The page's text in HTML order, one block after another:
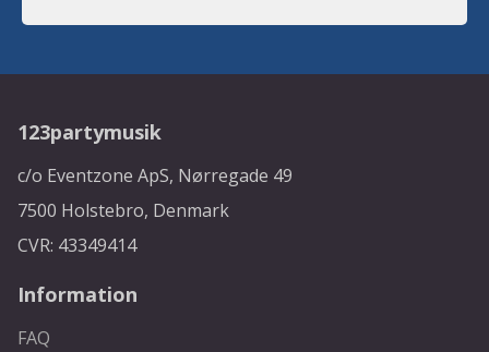
123partymusik
c/o Eventzone ApS, Nørregade 49
7500 Holstebro, Denmark
CVR: 43349414
Information
FAQ